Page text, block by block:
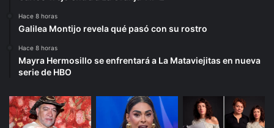
Hace 8 horas
Galilea Montijo revela qué pasó con su rostro
Hace 8 horas
Mayra Hermosillo se enfrentará a La Mataviejitas en nueva
serie de HBO